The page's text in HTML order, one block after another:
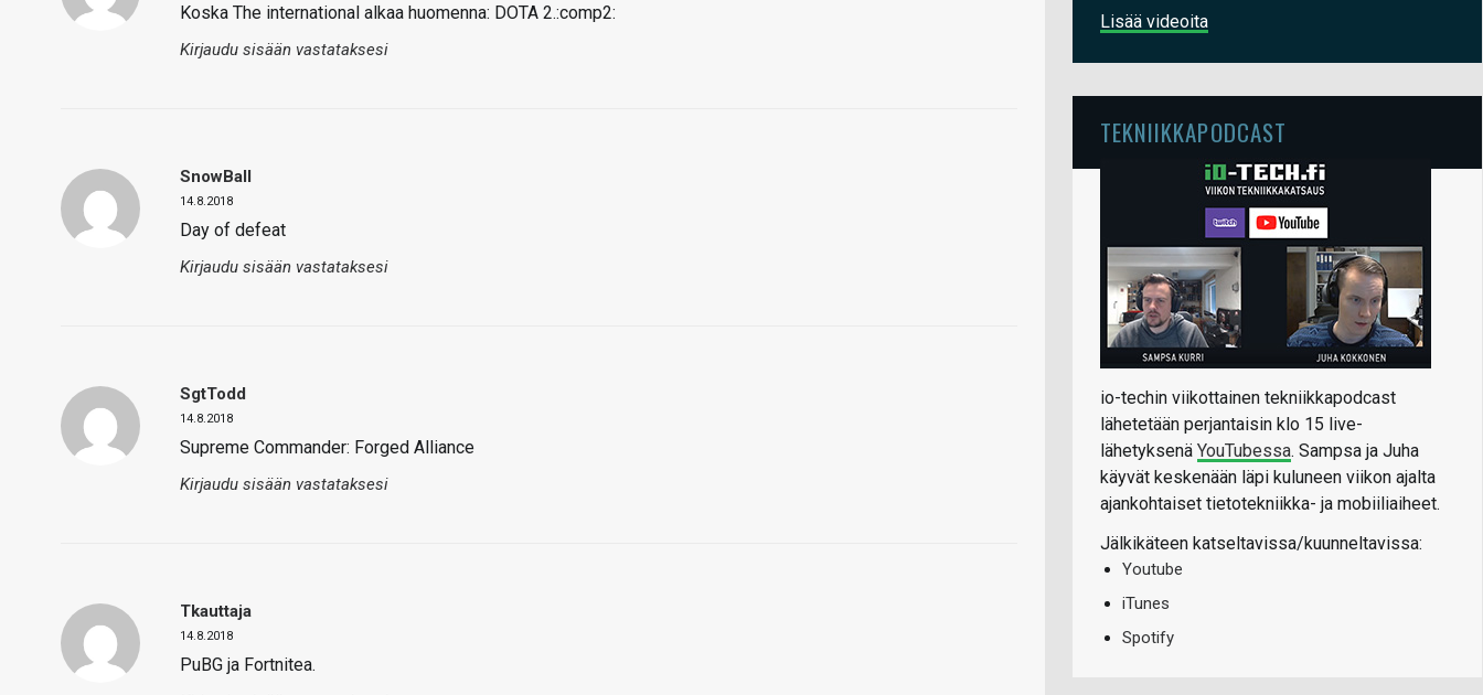
Koska The international alkaa huomenna: DOTA 2.:comp2:
Kirjaudu sisään vastataksesi
SnowBall
14.8.2018
Day of defeat
Kirjaudu sisään vastataksesi
SgtTodd
14.8.2018
Supreme Commander: Forged Alliance
Kirjaudu sisään vastataksesi
Tkauttaja
14.8.2018
PuBG ja Fortnitea.
Lisää videoita
TEKNIIKKAPODCAST
io-techin viikottainen tekniikkapodcast
lähetetään perjantaisin klo 15 live-
lähetyksenä YouTubessa. Sampsa ja Juha
käyvät keskenään läpi kuluneen viikon ajalta
ajankohtaiset tietotekniikka- ja mobiiliaiheet.
Jälkikäteen katseltavissa/kuunneltavissa:
Youtube
iTunes
Spotify